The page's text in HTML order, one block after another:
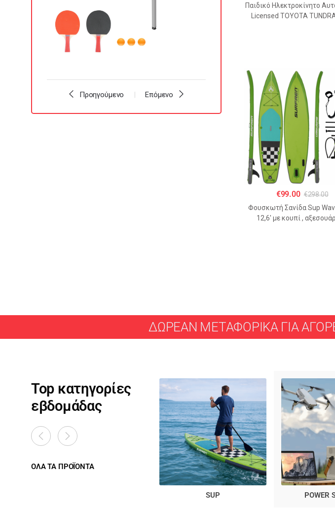
Προηγούμενο Επόμενο
Παιδικό Ηλεκτροκίνητο
Licensed TOYOTA
€99.00 €298.00
Φουσκωτή Σανίδα Sup
12,6′ με κουπί ,
ΔΩΡΕΑΝ ΜΕΤΑΦΟΡΙΚΑ ΓΙΑ
Top κατηγορίες
εβδομάδας
ΟΛΑ ΤΑ ΠΡΟΪΟΝΤΑ
SUP POWER